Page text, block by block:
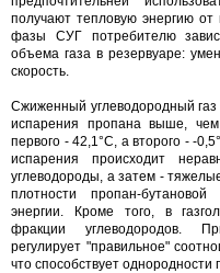
получают тепловую энергию от
фазы СУГ потребителю
объема газа в резервуаре:
скорость.
Сжиженный углеводородный газ
испарения пропана выше, чем
первого - 42,1°С, а второго - -
испарения происходит
углеводороды, а затем -
плотности пропан-
энергии. Кроме того, в
фракции углеводородов.
регулирует "правильное"
что способствует однородности